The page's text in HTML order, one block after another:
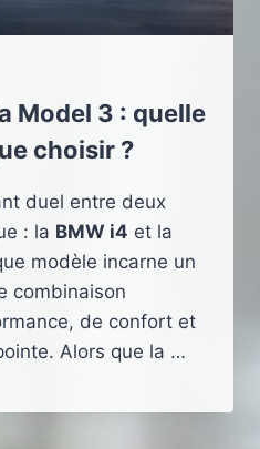
Model 3 : quelle
choisir ?
duel entre deux
: la BMW i4 et la
modèle incarne un
combinaison
de confort et
Alors que la …